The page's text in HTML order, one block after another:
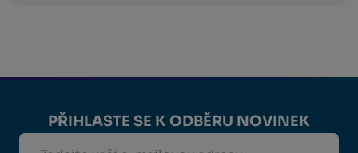
PŘIHLASTE SE K ODBĚRU NOVINEK